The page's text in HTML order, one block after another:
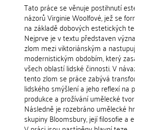
Tato práce se věnuje postihnutí
názorů Virginie Woolfové, jež se
na základě dobových estetických
Nejprve je v textu představen
zlom mezi viktoriánským a
modernistickým obdobím, který
všech oblastí lidské činnosti. V
tento zlom se práce zabývá
lidského smýšlení a jeho reflexí na poli
produkce a prožívání umělecké tvorby.
Následně je rozebráno umělecké
skupiny Bloomsbury, její filosofie a